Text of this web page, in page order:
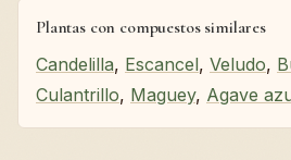
Plantas con compuestos similares
Candelilla, Escancel, Veludo,
Culantrillo, Maguey, Agave